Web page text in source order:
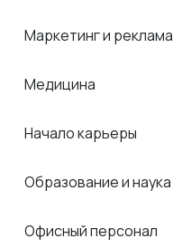
Маркетинг и реклама
Медицина
Начало карьеры
Образование и наука
Офисный персонал